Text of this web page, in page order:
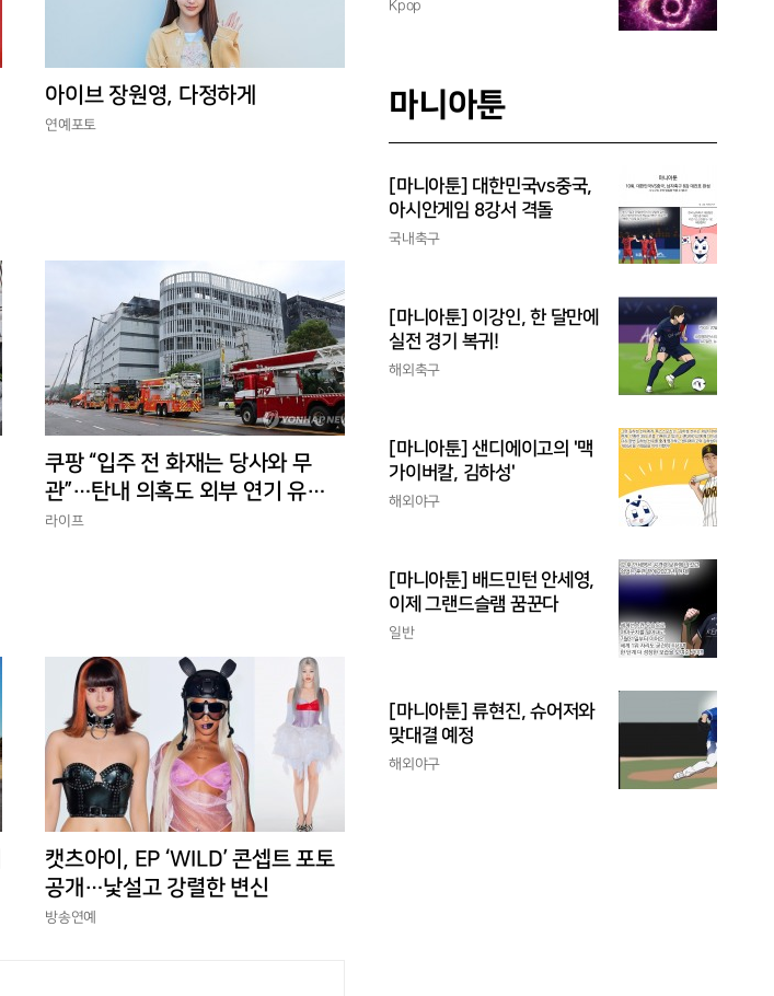
아이브 장원영, 다정하게
연예포토
쿠팡 “입주 전 화재는 당사와 무
관”…탄내 의혹도 외부 연기 유입
반박
라이프
캣츠아이, EP ‘WILD’ 콘셉트 포토
공개…낯설고 강렬한 변신
방송연예
Kpop
마니아툰
[마니아툰] 대한민국vs중국,
아시안게임 8강서 격돌
국내축구
[마니아툰] 이강인, 한 달만에
실전 경기 복귀!
해외축구
[마니아툰] 샌디에이고의 '맥
가이버칼, 김하성'
해외야구
[마니아툰] 배드민턴 안세영,
이제 그랜드슬램 꿈꾼다
일반
[마니아툰] 류현진, 슈어저와
맞대결 예정
해외야구